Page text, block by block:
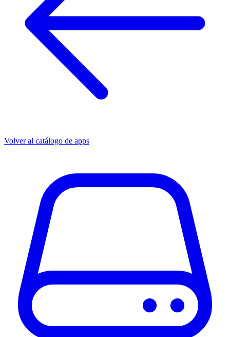
Volver al catálogo de apps